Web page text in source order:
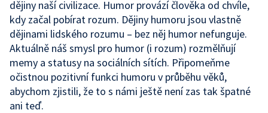
dějiny naší civilizace. Humor provází člověka od chvíle,
kdy začal pobírat rozum. Dějiny humoru jsou vlastně
dějinami lidského rozumu – bez něj humor nefunguje.
Aktuálně náš smysl pro humor (i rozum) rozmělňují
memy a statusy na sociálních sítích. Připomeňme
očistnou pozitivní funkci humoru v průběhu věků,
abychom zjistili, že to s námi ještě není zas tak špatné
ani teď.